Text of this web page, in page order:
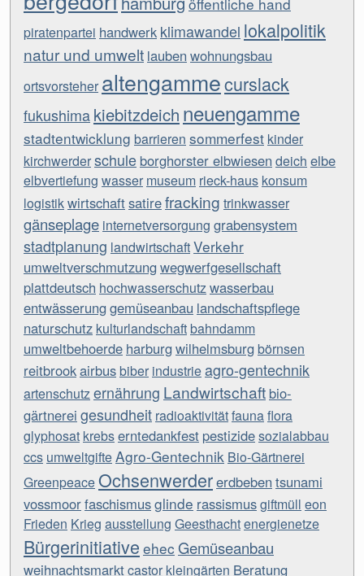
piratenpartei handwerk klimawandel lokalpolitik
natur und umwelt lauben wohnungsbau
ortsvorsteher altengammecurslack
fukushimakiebitzdeich neuengamme
stadtentwicklung barrieren sommerfest kinder
kirchwerderschule borghorster elbwiesen deich elbe
elbvertiefung wasser museum rieck-haus konsum
logistikwirtschaftsatirefracking trinkwasser
gänseplage internetversorgung grabensystem
stadtplanung landwirtschaftVerkehr
umweltverschmutzung wegwerfgesellschaft
plattdeutsch hochwasserschutzwasserbau
entwässerung gemüseanbau landschaftspflege
naturschutz kulturlandschaftbahndamm
umweltbehoerde harburg wilhelmsburg börnsen
reitbrookairbusbiber industrieagro-gentechnik
artenschutzernährung Landwirtschaft bio-
gärtnerei gesundheit radioaktivitätfaunaflora
glyphosat krebserntedankfest pestizidesozialabbau
ccs umweltgifteAgro-Gentechnik Bio-Gärtnerei
GreenpeaceOchsenwerdererdbeben tsunami
vossmoorfaschismusglinde rassismusgiftmüll eon
Frieden Krieg ausstellung Geesthachtenergienetze
Bürgerinitiative ehec Gemüseanbau
weihnachtsmarktcastor kleingärten Beratung